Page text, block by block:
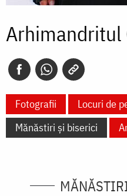
Arhimandritul
Fotografii
Locuri de
Mănăstiri și biserici